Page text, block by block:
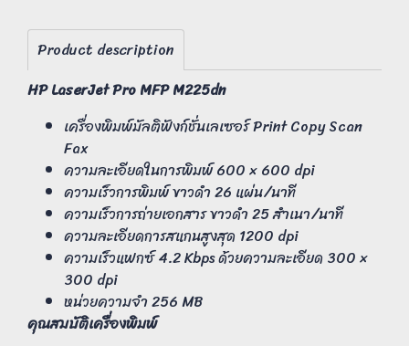
Product description
HP LaserJet Pro MFP M225dn
เครื่องพิมพ์มัลติฟังก์ชั่นเลเซอร์ Print Copy Scan
Fax
ความละเอียดในการพิมพ์ 600 × 600 dpi
ความเร็วการพิมพ์ ขาวดำ 26 แผ่น/นาที
ความเร็วการถ่ายเอกสาร ขาวดำ 25 สำเนา/นาที
ความละเอียดการสแกนสูงสุด 1200 dpi
ความเร็วแฟกซ์ 4.2 Kbps ด้วยความละเอียด 300 ×
300 dpi
หน่วยความจำ 256 MB
คุณสมบัติเครื่องพิมพ์